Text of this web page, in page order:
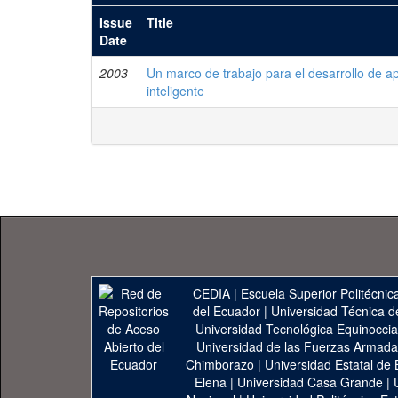
Issue
Date
Title
2003
Un marco de trabajo para el desarrollo de
inteligente
CEDIA | Escuela Superior
del Ecuador| Universidad Técnica
Universidad Tecnológica
Universidad de las Fuerzas
Chimborazo | Universidad Estatal de
Elena | Universidad Casa Grande |